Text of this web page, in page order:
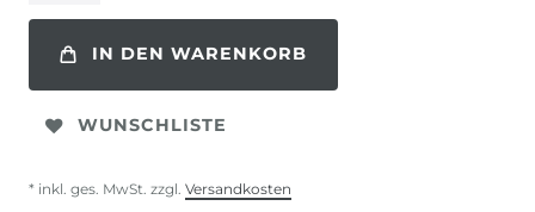
IN DEN WARENKORB
WUNSCHLISTE
* inkl. ges. MwSt. zzgl. Versandkosten